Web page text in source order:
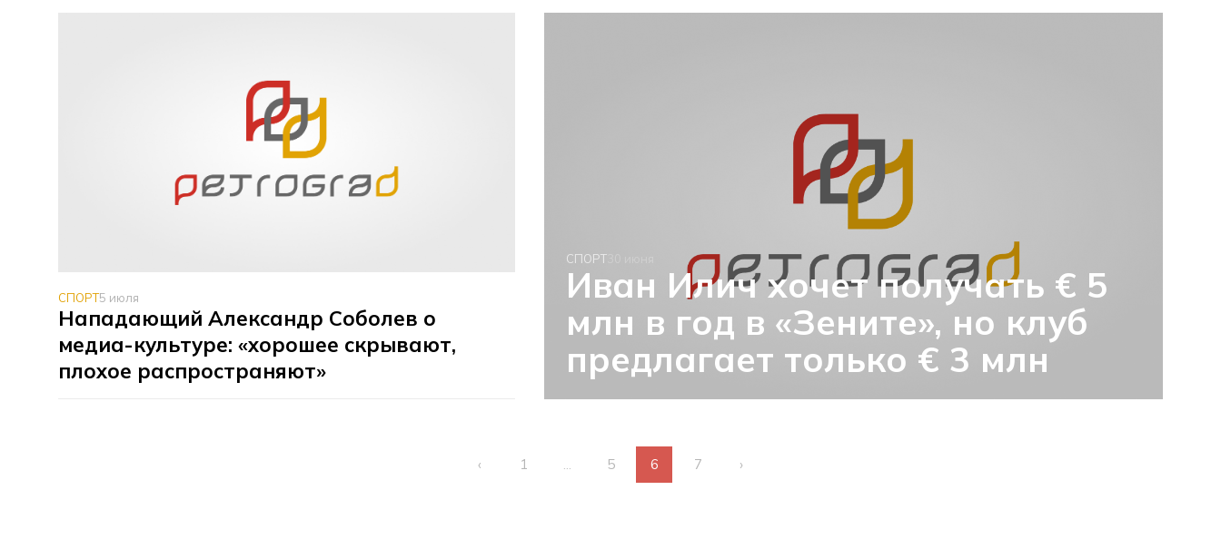
СПОРТ5 июля
Нападающий Александр Соболев о
медиа-культуре: «хорошее скрывают,
плохое распространяют»
СПОРТ30 июня
Иван Илич хочет получать € 5
млн в год в «Зените», но клуб
предлагает только € 3 млн
‹ 1 ... 5 6 7 ›